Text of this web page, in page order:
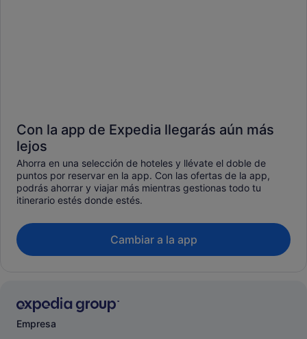
Con la app de Expedia llegarás aún más
lejos
Ahorra en una selección de hoteles y llévate el doble de
puntos por reservar en la app. Con las ofertas de la app,
podrás ahorrar y viajar más mientras gestionas todo tu
itinerario estés donde estés.
Cambiar a la app
Empresa